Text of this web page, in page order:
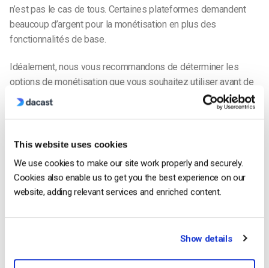
This website uses cookies
We use cookies to make our site work properly and securely.
Cookies also enable us to get you the best experience on our
website, adding relevant services and enriched content.
Show details
n’est pas le cas de tous. Certaines plateformes demandent
beaucoup d’argent pour la monétisation en plus des
fonctionnalités de base.
Idéalement, nous vous recommandons de déterminer les
options de monétisation que vous souhaitez utiliser avant de
commencer à diffuser. Vous pourrez ainsi déterminer quelle
plateforme correspond le mieux à vos besoins et à votre
principales plateformes de diffusion en direct
Comparons les options de monétisation vidéo proposées par
la demande qui opèrent aujourd’hui.
plus populaires, appartient désormais à IBM et bénéficie donc